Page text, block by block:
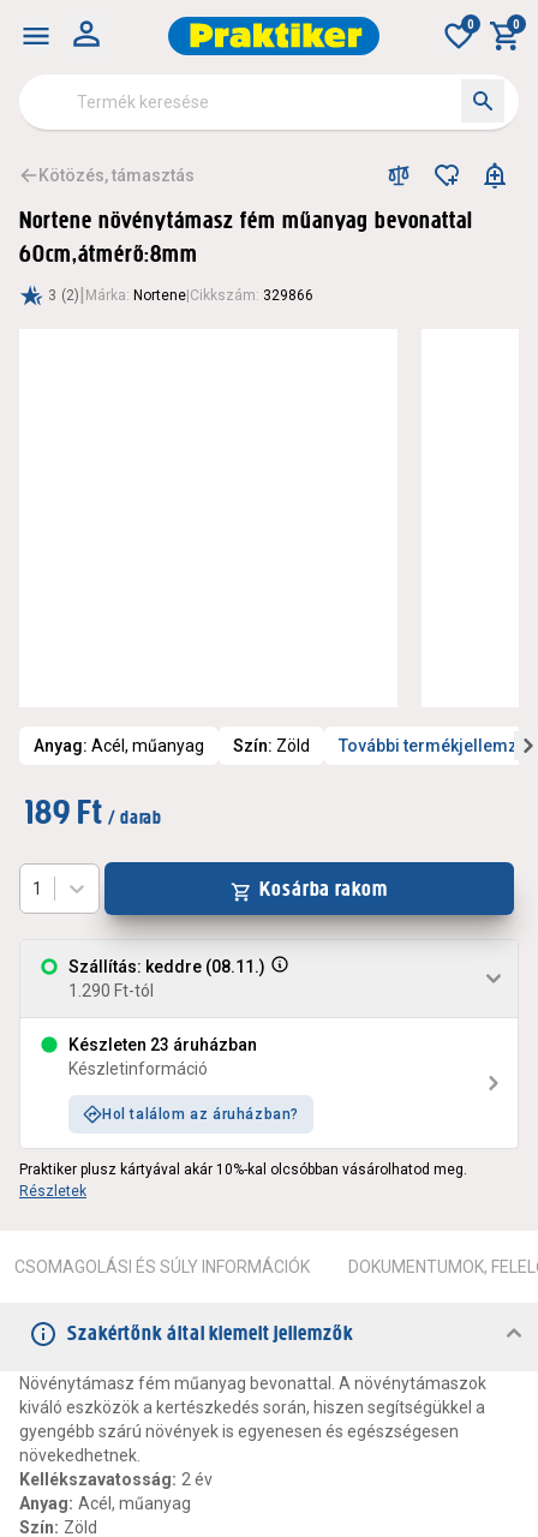
0 0
Kötözés, támasztás
Nortene növénytámasz fém műanyag bevonattal
60cm,átmérő:8mm
3 (2)| Márka: Nortene Cikkszám: 329866
Anyag: Acél, műanyag Szín: Zöld További termékjellemzők
189 Ft / darab
Szállítás: keddre (08.11.)
1.290 Ft-tól
Készleten 23 áruházban
Készletinformáció
Hol találom az áruházban?
1 Kosárba rakom
Praktiker plusz kártyával akár 10%-kal olcsóbban vásárolhatod meg.
Részletek
CSOMAGOLÁSI ÉS SÚLY INFORMÁCIÓK DOKUMENTUMOK,
Szakértőnk által kiemelt jellemzők
Növénytámasz fém műanyag bevonattal. A növénytámaszok
kiváló eszközök a kertészkedés során, hiszen segítségükkel a
gyengébb szárú növények is egyenesen és egészségesen
növekedhetnek.
Kellékszavatosság: 2 év
Anyag: Acél, műanyag
Szín: Zöld